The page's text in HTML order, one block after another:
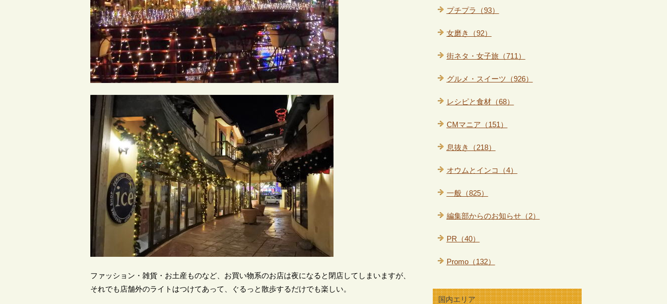
ファッション・雑貨・お土産ものなど、お買い物系のお店は夜になると閉店してしまいますが、
それでも店舗外のライトはつけてあって、ぐるっと散歩するだけでも楽しい。
プチプラ（93）
女磨き（92）
街ネタ・女子旅（711）
グルメ・スイーツ（926）
レシピと食材（68）
CMマニア（151）
息抜き（218）
オウムとインコ（4）
一般（825）
編集部からのお知らせ（2）
PR（40）
Promo（132）
国内エリア